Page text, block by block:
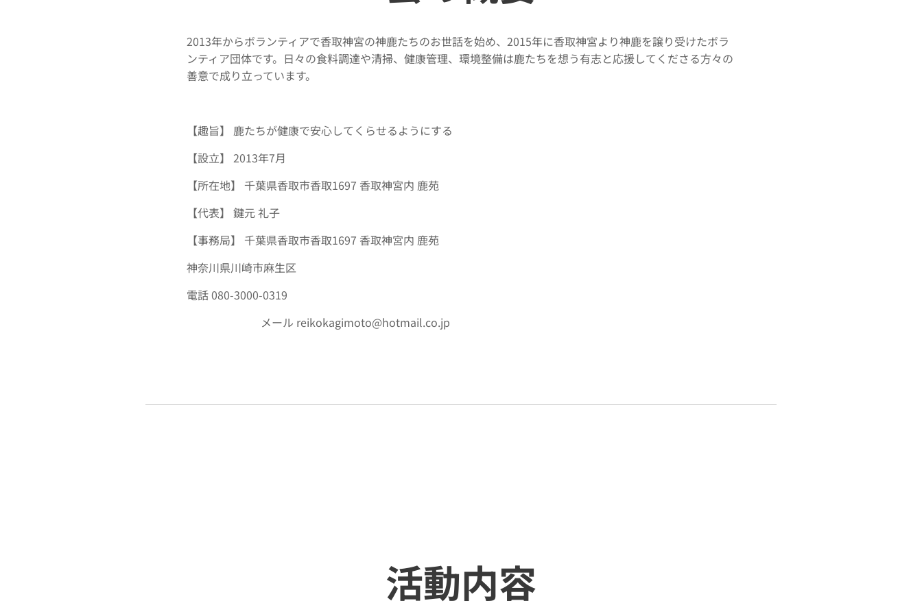
2013年からボランティアで香取神宮の神鹿たちのお世話を始め、2015年に香取神宮より神鹿を譲り受けたボラ
ンティア団体です。日々の食料調達や清掃、健康管理、環境整備は鹿たちを想う有志と応援してくださる方々の
善意で成り立っています。
【趣旨】 鹿たちが健康で安心してくらせるようにする
【設立】 2013年7月
【所在地】 千葉県香取市香取1697 香取神宮内 鹿苑
【代表】 鍵元 礼子
【事務局】 千葉県香取市香取1697 香取神宮内 鹿苑
神奈川県川崎市麻生区
電話 080-3000-0319
メール reikokagimoto@hotmail.co.jp
活動内容